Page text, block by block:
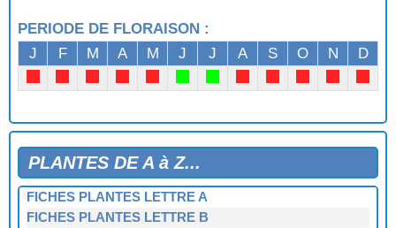
PERIODE DE FLORAISON :
J
F M A M J J A S O N D
PLANTES DE A à Z...
FICHES PLANTES LETTRE A
FICHES PLANTES LETTRE B